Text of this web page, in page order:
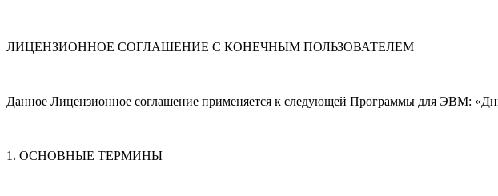
ЛИЦЕНЗИОННОЕ СОГЛАШЕНИЕ С КОНЕЧНЫМ ПОЛЬЗОВАТЕЛЕМ
Данное Лицензионное соглашение применяется к следующей Программы для ЭВМ:
1. ОСНОВНЫЕ ТЕРМИНЫ